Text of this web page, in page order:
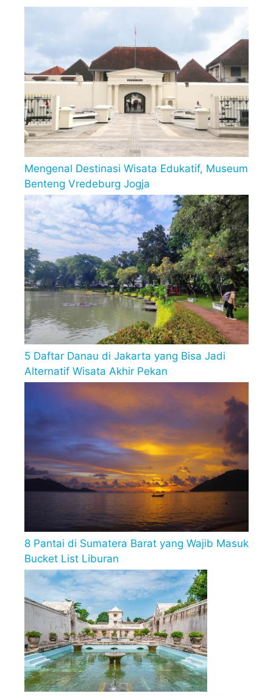
Mengenal Destinasi Wisata Edukatif, Museum
Benteng Vredeburg Jogja
5 Daftar Danau di Jakarta yang Bisa Jadi
Alternatif Wisata Akhir Pekan
8 Pantai di Sumatera Barat yang Wajib Masuk
Bucket List Liburan